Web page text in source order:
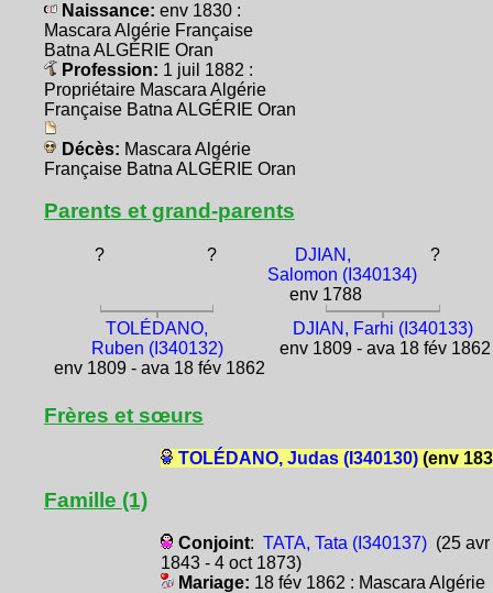
Naissance: env 1830 :
Mascara Algérie Française
Batna ALGÉRIE Oran
Profession: 1 juil 1882 :
Propriétaire Mascara Algérie
Française Batna ALGÉRIE Oran
Décès: Mascara Algérie
Française Batna ALGÉRIE Oran
Parents et grand-parents
? ?
DJIAN,
Salomon (I340134)
env 1788
?
TOLÉDANO,
Ruben (I340132)
env 1809 - ava 18 fév 1862
DJIAN, Farhi (I340133)
env 1809 - ava 18 fév 1862
Frères et sœurs
TOLÉDANO, Judas (I340130)(env
Famille (1)
Conjoint: TATA, Tata (I340137)(25 avr
1843 - 4 oct 1873)
Mariage: 18 fév 1862 : Mascara Algérie